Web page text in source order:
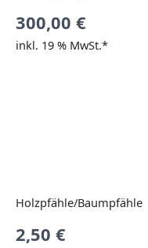
300,00 €
inkl. 19 % MwSt.*
Holzpfähle/Baumpfähle
2,50 €